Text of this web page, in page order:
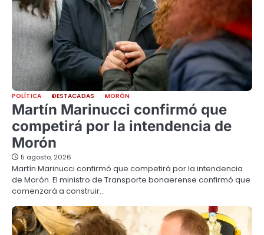
POLÍTICA DESTACADAS MORÓN
Martín Marinucci confirmó que
competirá por la intendencia de
Morón
5 agosto, 2026
Martín Marinucci confirmó que competirá por la intendencia
de Morón. El ministro de Transporte bonaerense confirmó que
comenzará a construir…